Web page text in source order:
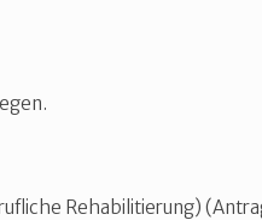
Rehabilitierung)